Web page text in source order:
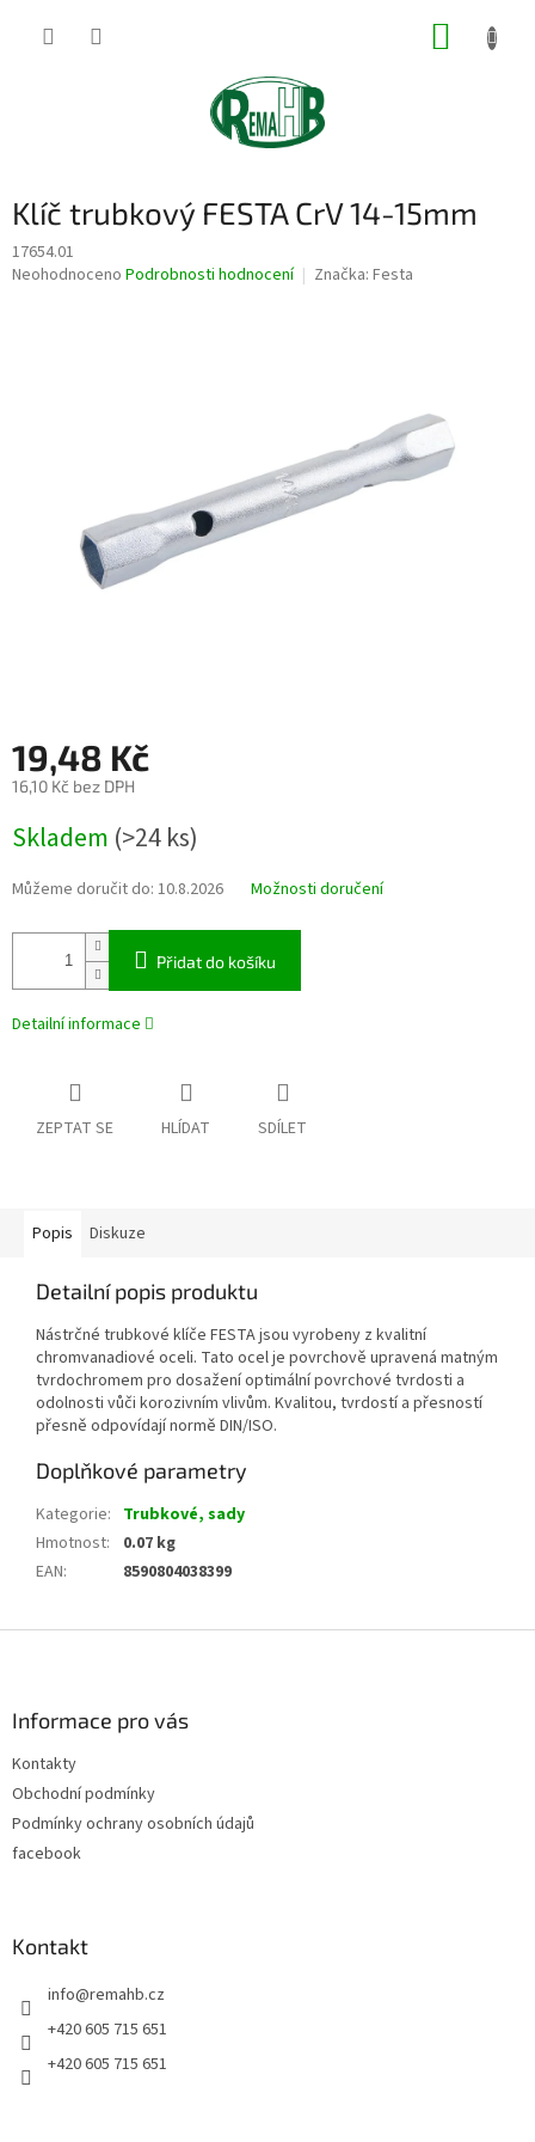
Klíč trubkový FESTA CrV 14-15mm
17654.01
Průměrné
Neohodnoceno Podrobnosti hodnocení Značka: Festa
19,48 Kč
16,10 Kč bez DPH
cena:
Skladem (>24 ks)
Můžeme doručit do: 10.8.2026 Možnosti doručení
Přidat do košíku
Detailní informace
ZEPTAT SE HLÍDAT SDÍLET
Popis Diskuze
Detailní popis produktu
Nástrčné trubkové klíče FESTA jsou vyrobeny z kvalitní
chromvanadiové oceli. Tato ocel je povrchově upravená matným
tvrdochromem pro dosažení optimální povrchové tvrdosti a
odolnosti vůči korozivním vlivům. Kvalitou, tvrdostí a přesností
přesně odpovídají normě DIN/ISO.
Doplňkové parametry
Kategorie: Trubkové, sady
Hmotnost:
0.07 kg
EAN: 8590804038399
Informace pro vás
Kontakty
Obchodní podmínky
Podmínky ochrany osobních údajů
facebook
Kontakt
info@remahb.cz
+420 605 715 651
+420 605 715 651